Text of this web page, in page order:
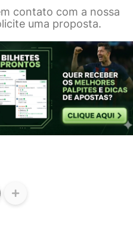
contato com a nossa
uma proposta.